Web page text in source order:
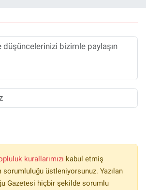
kurallarımızı kabul etmiş
sorumluluğu üstleniyorsunuz. Yazılan
Gazetesi hiçbir şekilde sorumlu